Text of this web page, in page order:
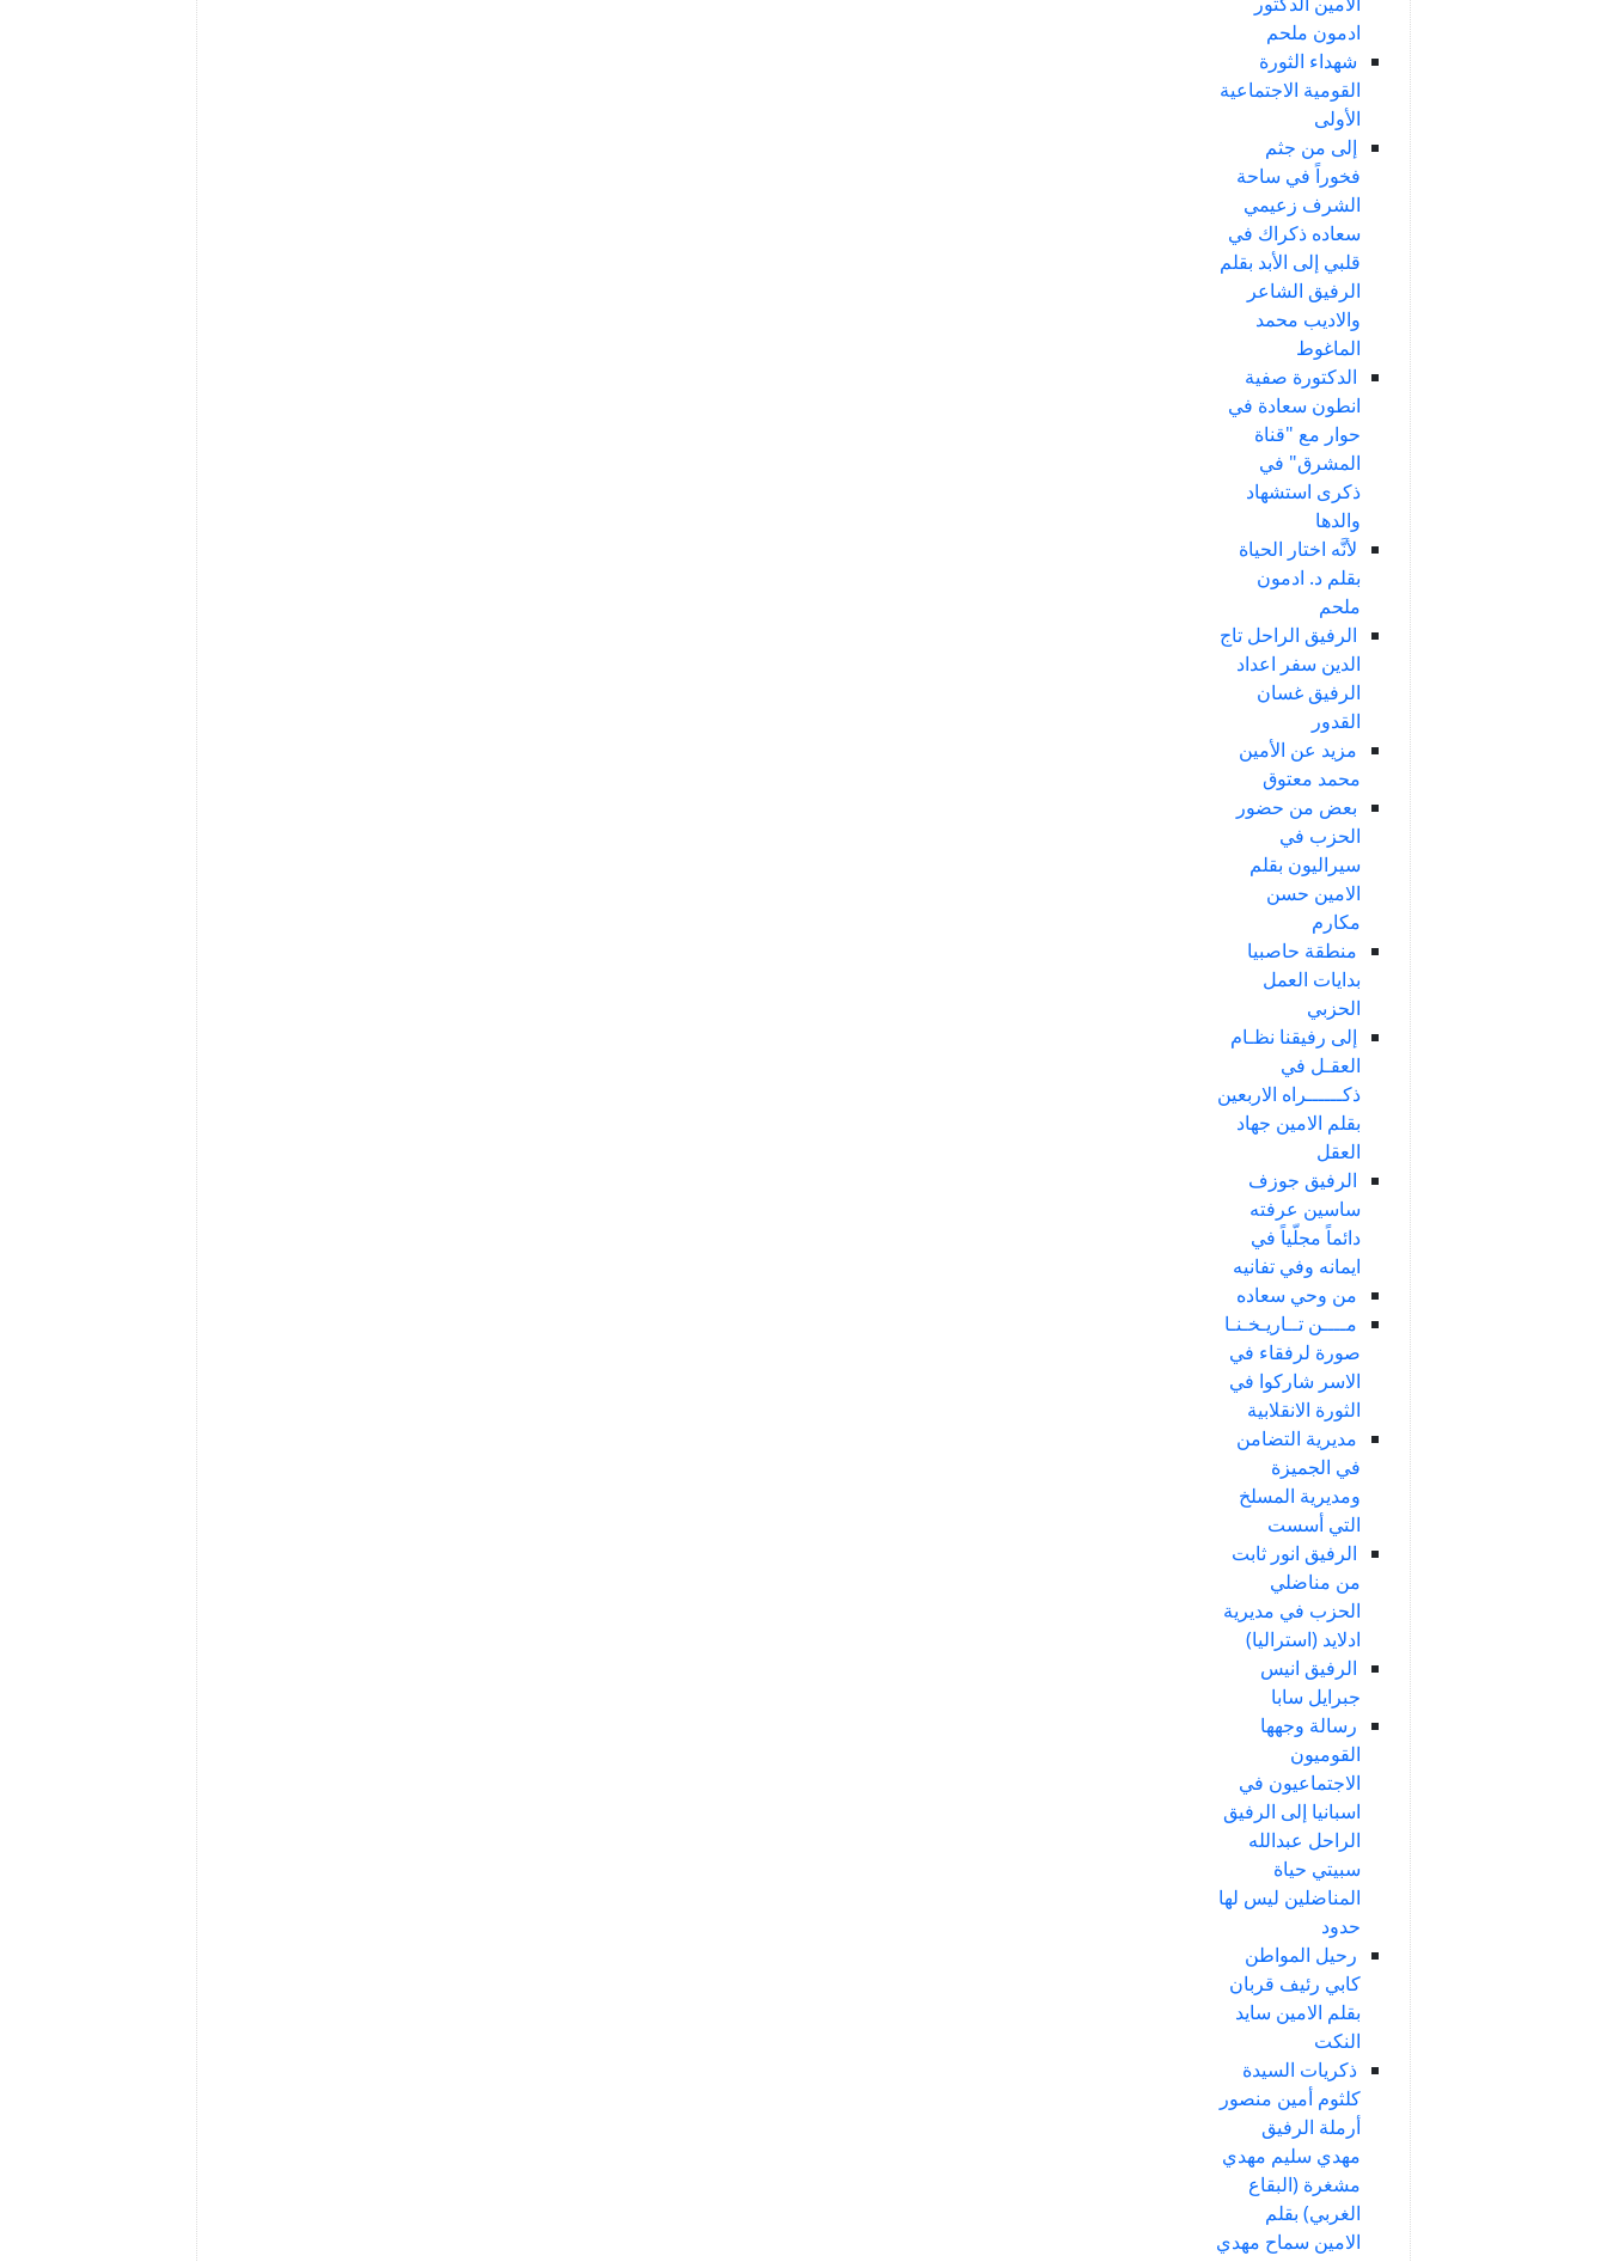
ادمون ملحم
شهداء الثورة
القومية الاجتماعية
الأولى
إلى من جثم
فخوراً في ساحة
الشرف زعيمي
سعاده ذكراك في
قلبي إلى الأبد بقلم
الرفيق الشاعر
والاديب محمد
الماغوط
الدكتورة صفية
انطون سعادة في
حوار مع "قناة
المشرق" في
ذكرى استشهاد
والدها
لأنَّه اختار الحياة
بقلم د. ادمون
ملحم
الرفيق الراحل تاج
الدين سفر اعداد
الرفيق غسان
القدور
مزيد عن الأمين
محمد معتوق
بعض من حضور
الحزب في
سيراليون بقلم
الامين حسن
مكارم
منطقة حاصبيا
بدايات العمل
الحزبي
إلى رفيقنا نظـام
العقـل في
ذكــــــراه الاربعين
بقلم الامين جهاد
العقل
الرفيق جوزف
ساسين عرفته
دائماً مجلّياً في
ايمانه وفي تفانيه
من وحي سعاده
مــــن تــاريـخـنـا
صورة لرفقاء في
الاسر شاركوا في
الثورة الانقلابية
مديرية التضامن
في الجميزة
ومديرية المسلخ
التي أسست
الرفيق انور ثابت
من مناضلي
الحزب في مديرية
ادلايد (استراليا)
الرفيق انيس
جبرايل سابا
رسالة وجهها
القوميون
الاجتماعيون في
اسبانيا إلى الرفيق
الراحل عبدالله
سبيتي حياة
المناضلين ليس لها
حدود
رحيل المواطن
كابي رئيف قربان
بقلم الامين سايد
النكت
ذكريات السيدة
كلثوم أمين منصور
أرملة الرفيق
مهدي سليم مهدي
مشغرة (البقاع
الغربي) بقلم
الامين سماح مهدي